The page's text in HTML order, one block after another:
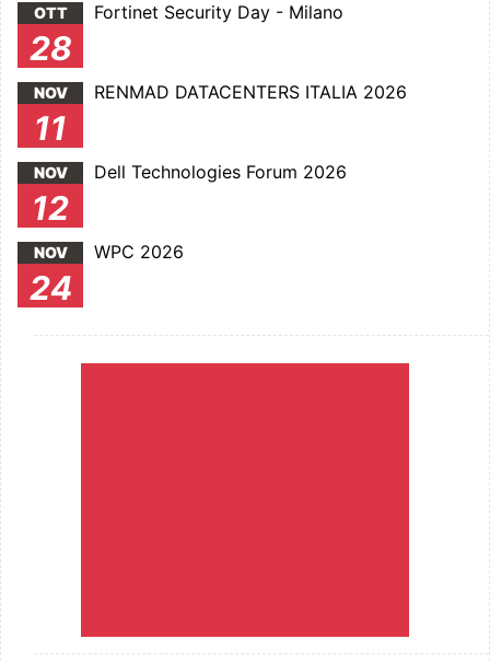
OTT
28
Fortinet Security Day - Milano
NOV
11
RENMAD DATACENTERS ITALIA 2026
NOV
12
Dell Technologies Forum 2026
NOV
24
WPC 2026